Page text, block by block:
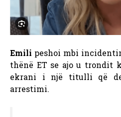
Emili peshoi mbi
thënë ET se ajo u trondit
ekrani i një titulli që
arrestimi.